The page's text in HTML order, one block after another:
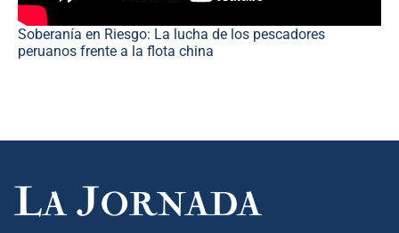
Soberanía en Riesgo: La lucha de los pescadores
peruanos frente a la flota china